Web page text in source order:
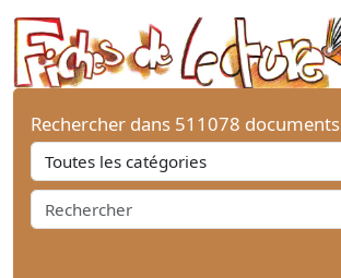
Rechercher dans 511078 documents